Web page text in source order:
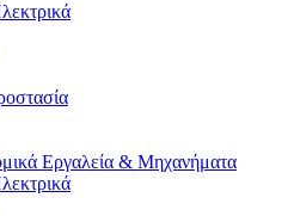
Εργαλεία & Μηχανήματα